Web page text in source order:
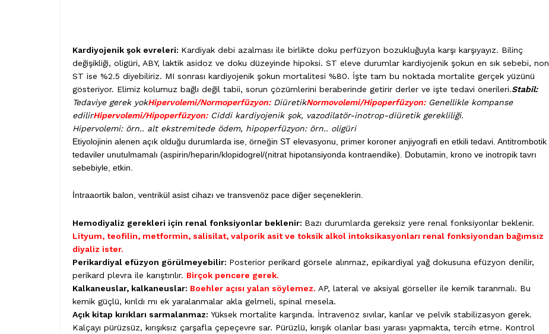
Kardiyojenik şok evreleri: Kardiyak debi azalması ile birlikte doku perfüzyon bozukluğuyla karşı karşıyayız. Bilinç
değişikliği, oligüri, ABY, laktik asidoz ve doku düzeyinde hipoksi. ST eleve durumlar kardiyojenik şokun en sık sebebi, non
ST ise %2.5 diyebiliriz. MI sonrası kardiyojenik şokun mortalitesi %80. İşte tam bu noktada mortalite gerçek yüzünü
gösteriyor. Elimiz kolumuz bağlı değil tabii, sorun çözümlerini beraberinde getirir derler ve işte tedavi önerileri.Stabil:
Tedaviye gerek yokHipervolemi/Normoperfüzyon:DiüretikNormovolemi/Hipoperfüzyon:Genellikle kompanse
edilirHipervolemi/Hipoperfüzyon:Ciddi kardiyojenik şok, vazodilatör-inotrop-diüretik gerekliliği.
Hipervolemi: örn.. alt ekstremitede ödem, hipoperfüzyon: örn.. oligüri
Etiyolojinin alenen açık olduğu durumlarda ise, örneğin ST elevasyonu, primer koroner anjiyografi en etkili tedavi. Antitrombotik
tedaviler unutulmamalı (aspirin/heparin/klopidogrel/(nitrat hipotansiyonda kontraendike). Dobutamin, krono ve inotropik tavrı
sebebiyle, etkin.
İntraaortik balon, ventrikül asist cihazı ve transvenöz pace diğer seçeneklerin.
Hemodiyaliz gerekleri için renal fonksiyonlar beklenir: Bazı durumlarda gereksiz yere renal fonksiyonlar beklenir.
Lityum, teofilin, metformin, salisilat, valporik asit ve toksik alkol intoksikasyonları renal fonksiyondan bağımsız
diyaliz ister.
Perikardiyal efüzyon görülmeyebilir: Posterior perikard görsele alınmaz, epikardiyal yağ dokusuna efüzyon denilir,
perikard plevra ile karıştırılır. Birçok pencere gerek.
Kalkaneuslar, kalkaneuslar: Boehler açısı yalan söylemez. AP, lateral ve aksiyal görseller ile kemik taranmalı. Bu
kemik güçlü, kırıldı mı ek yaralanmalar akla gelmeli, spinal mesela.
Açık kitap kırıkları sarmalanmaz: Yüksek mortalite karşında. İntravenöz sıvılar, kanlar ve pelvik stabilizasyon gerek.
Kalçayı pürüzsüz, kırışıksız çarşafla çepeçevre sar. Pürüzlü, kırışık olanlar bası yarası yapmakta, tercih etme. Kontrol